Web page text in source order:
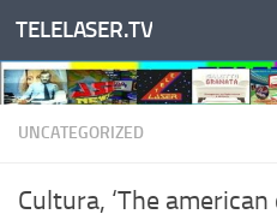
Salta al contenuto
TELELASER.TV
UNCATEGORIZED
Cultura, ‘The